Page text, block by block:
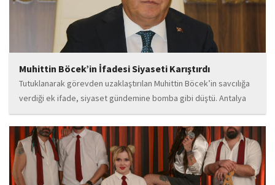
Muhittin Böcek’in İfadesi Siyaseti Karıştırdı
Tutuklanarak görevden uzaklaştırılan Muhittin Böcek’in savcılığa
verdiği ek ifade, siyaset gündemine bomba gibi düştü. Antalya
Cumhuriyet Savcılığı’na kendi isteğiyle başvurarak ifade verdiği
öğrenilen Böcek’in açıklamalarında, 31 Mart 2024 yerel
seçimleri...